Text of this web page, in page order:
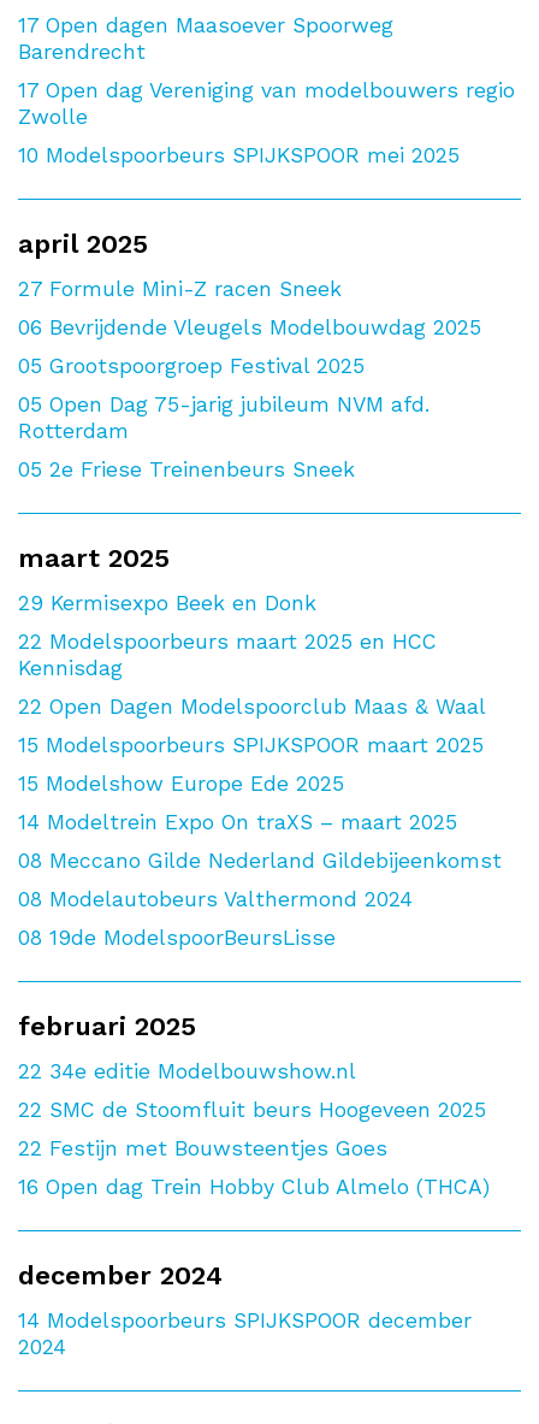
17 Open dagen Maasoever Spoorweg
Barendrecht
17 Open dag Vereniging van modelbouwers regio
Zwolle
10 Modelspoorbeurs SPIJKSPOOR mei 2025
april 2025
27 Formule Mini-Z racen Sneek
06 Bevrijdende Vleugels Modelbouwdag 2025
05 Grootspoorgroep Festival 2025
05 Open Dag 75-jarig jubileum NVM afd.
Rotterdam
05 2e Friese Treinenbeurs Sneek
maart 2025
29 Kermisexpo Beek en Donk
22 Modelspoorbeurs maart 2025 en HCC
Kennisdag
22 Open Dagen Modelspoorclub Maas & Waal
15 Modelspoorbeurs SPIJKSPOOR maart 2025
15 Modelshow Europe Ede 2025
14 Modeltrein Expo On traXS – maart 2025
08 Meccano Gilde Nederland Gildebijeenkomst
08 Modelautobeurs Valthermond 2024
08 19de ModelspoorBeursLisse
februari 2025
22 34e editie Modelbouwshow.nl
22 SMC de Stoomfluit beurs Hoogeveen 2025
22 Festijn met Bouwsteentjes Goes
16 Open dag Trein Hobby Club Almelo (THCA)
december 2024
14 Modelspoorbeurs SPIJKSPOOR december
2024